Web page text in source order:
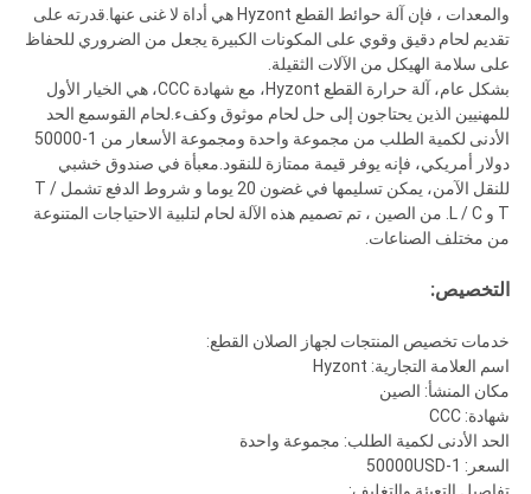
والمعدات ، فإن آلة حوائط القطع Hyzont هي أداة لا غنى عنها.قدرته على
تقديم لحام دقيق وقوي على المكونات الكبيرة يجعل من الضروري للحفاظ
على سلامة الهيكل من الآلات الثقيلة.
بشكل عام، آلة حرارة القطع Hyzont، مع شهادة CCC، هي الخيار الأول
للمهنيين الذين يحتاجون إلى حل لحام موثوق وكفء.لحام القوسمع الحد
الأدنى لكمية الطلب من مجموعة واحدة ومجموعة الأسعار من 1-50000
دولار أمريكي، فإنه يوفر قيمة ممتازة للنقود.معبأة في صندوق خشبي
للنقل الآمن، يمكن تسليمها في غضون 20 يوما و شروط الدفع تشمل T /
T و L / C. من الصين ، تم تصميم هذه الآلة لحام لتلبية الاحتياجات المتنوعة
من مختلف الصناعات.
التخصيص:
خدمات تخصيص المنتجات لجهاز الصلان القطع:
اسم العلامة التجارية: Hyzont
مكان المنشأ: الصين
شهادة: CCC
الحد الأدنى لكمية الطلب: مجموعة واحدة
السعر: 1-50000USD